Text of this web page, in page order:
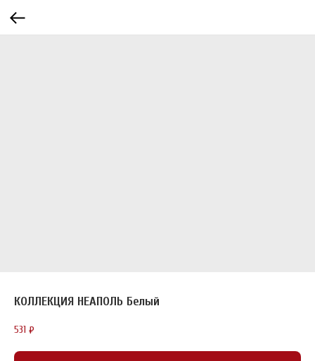
КОЛЛЕКЦИЯ НЕАПОЛЬ Белый
531 ₽